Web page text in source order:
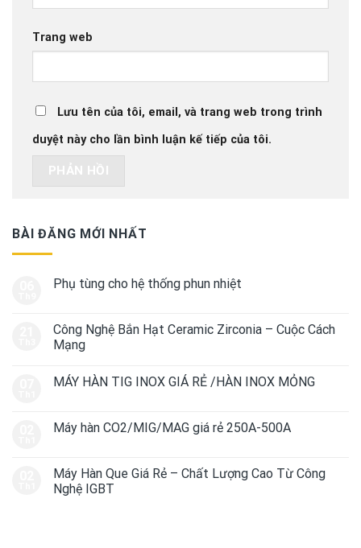
Trang web
Lưu tên của tôi, email, và trang web trong trình
duyệt này cho lần bình luận kế tiếp của tôi.
BÀI ĐĂNG MỚI NHẤT
Phụ tùng cho hệ thống phun nhiệt
Công Nghệ Bắn Hạt Ceramic Zirconia – Cuộc Cách
Mạng
MÁY HÀN TIG INOX GIÁ RẺ /HÀN INOX MỎNG
Máy hàn CO2/MIG/MAG giá rẻ 250A-500A
Máy Hàn Que Giá Rẻ – Chất Lượng Cao Từ Công
Nghệ IGBT